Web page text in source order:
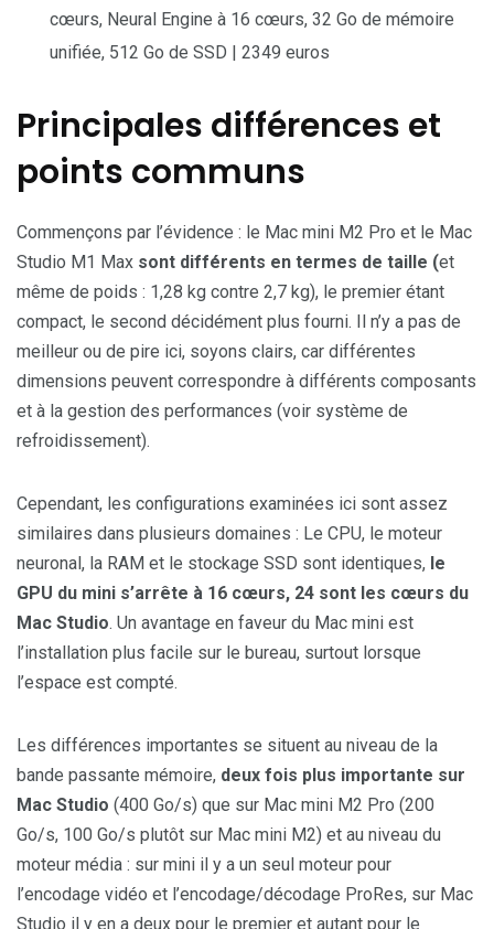
cœurs, Neural Engine à 16 cœurs, 32 Go de mémoire
unifiée, 512 Go de SSD | 2349 euros
Principales différences et
points communs
Commençons par l’évidence : le Mac mini M2 Pro et le Mac
Studio M1 Max sont différents en termes de taille (et
même de poids : 1,28 kg contre 2,7 kg), le premier étant
compact, le second décidément plus fourni. Il n’y a pas de
meilleur ou de pire ici, soyons clairs, car différentes
dimensions peuvent correspondre à différents composants
et à la gestion des performances (voir système de
refroidissement).
Cependant, les configurations examinées ici sont assez
similaires dans plusieurs domaines : Le CPU, le moteur
neuronal, la RAM et le stockage SSD sont identiques, le
GPU du mini s’arrête à 16 cœurs, 24 sont les cœurs du
Mac Studio. Un avantage en faveur du Mac mini est
l’installation plus facile sur le bureau, surtout lorsque
l’espace est compté.
Les différences importantes se situent au niveau de la
bande passante mémoire, deux fois plus importante sur
Mac Studio (400 Go/s) que sur Mac mini M2 Pro (200
Go/s, 100 Go/s plutôt sur Mac mini M2) et au niveau du
moteur média : sur mini il y a un seul moteur pour
l’encodage vidéo et l’encodage/décodage ProRes, sur Mac
Studio il y en a deux pour le premier et autant pour le